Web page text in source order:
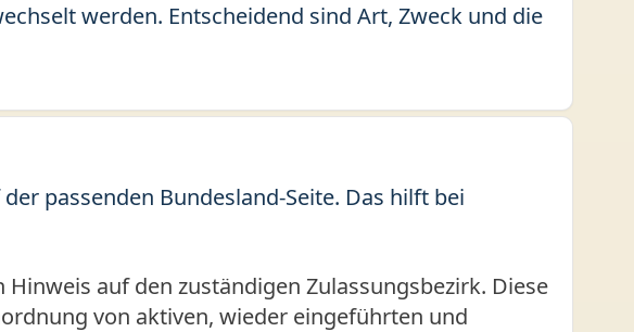
werden. Entscheidend sind Art, Zweck und die
passenden Bundesland-Seite. Das hilft bei
auf den zuständigen Zulassungsbezirk. Diese
von aktiven, wieder eingeführten und